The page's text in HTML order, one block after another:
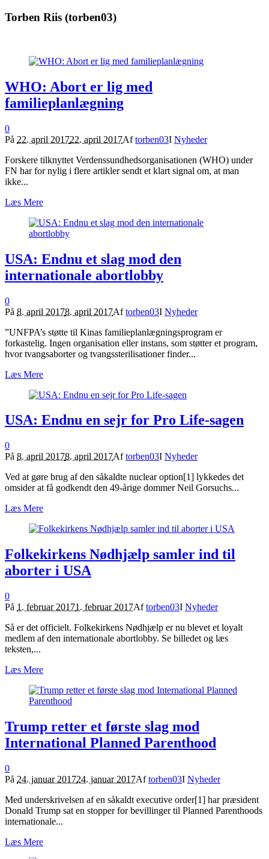
Torben Riis (torben03)
WHO: Abort er lig med
familieplanlægning
0
På 22. april 201722. april 2017Aftorben03I Nyheder
Forskere tilknyttet Verdenssundhedsorganisationen (WHO) under
FN har for nylig i flere artikler sendt et klart signal om, at man
ikke...
Læs Mere
USA: Endnu et slag mod den
internationale abortlobby
0
På 8. april 20178. april 2017Aftorben03I Nyheder
”UNFPA’s støtte til Kinas familieplanlægningsprogram er
forkastelig. Ingen organisation eller instans, som støtter et program,
hvor tvangsaborter og tvangssterilisationer finder...
Læs Mere
USA: Endnu en sejr for Pro Life-sagen
0
På 8. april 20178. april 2017Aftorben03I Nyheder
Ved at gøre brug af den såkaldte nuclear option[1] lykkedes det
omsider at få godkendt den 49-årige dommer Neil Gorsuchs...
Læs Mere
Folkekirkens Nødhjælp samler ind til
aborter i USA
0
På 1. februar 20171. februar 2017Aftorben03I Nyheder
Så er det officielt. Folkekirkens Nødhjælp er nu blevet et loyalt
medlem af den internationale abortlobby. Se billedet og læs
teksten,...
Læs Mere
Trump retter et første slag mod
International Planned Parenthood
0
På 24. januar 201724. januar 2017Aftorben03I Nyheder
Med underskrivelsen af en såkaldt executive order[1] har præsident
Donald Trump sat en stopper for bevillinger til Planned Parenthoods
internationale...
Læs Mere